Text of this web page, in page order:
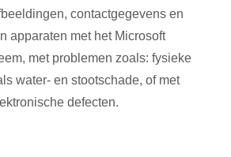
contactgegevens en
apparaten met het Microsoft
met problemen zoals: fysieke
water- en stootschade, of met
defecten.